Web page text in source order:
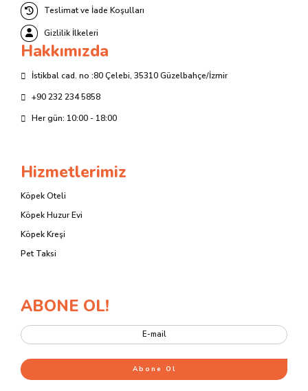
Teslimat ve İade Koşulları
Gizlilik İlkeleri
Hakkımızda
İstikbal cad. no :80 Çelebi, 35310 Güzelbahçe/İzmir
+90 232 234 5858
Her gün: 10:00 - 18:00
Hizmetlerimiz
Köpek Oteli
Köpek Huzur Evi
Köpek Kreşi
Pet Taksi
ABONE OL!